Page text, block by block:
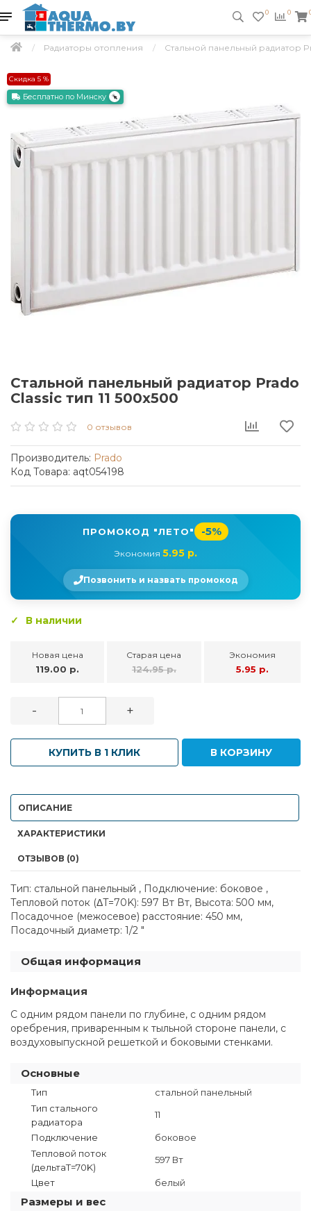
0 0
Радиаторы отопления Стальной панельный радиатор
Скидка 5 %
Бесплатно по Минску
Стальной панельный радиатор Prado
Classic тип 11 500x500
0 отзывов
Производитель: Prado
Код Товара: aqt054198
ПРОМОКОД "ЛЕТО" -5%
Экономия 5.95 р.
Позвонить и назвать промокод
В наличии
Новая цена
119.00 р.
Старая цена
124.95 р.
Экономия
5.95 р.
- +
КУПИТЬ В 1 КЛИК В КОРЗИНУ
ОПИСАНИЕ
ХАРАКТЕРИСТИКИ
ОТЗЫВОВ (0)
Тип: стальной панельный , Подключение: боковое ,
Тепловой поток (ΔT=70K): 597 Вт Вт, Высота: 500 мм,
Посадочное (межосевое) расстояние: 450 мм,
Посадочный диаметр: 1/2 "
Общая информация
Информация
С одним рядом панели по глубине, с одним рядом
оребрения, приваренным к тыльной стороне панели, с
воздуховыпускной решеткой и боковыми стенками.
Основные
Тип
стальной панельный
Тип стального
радиатора
11
Подключение
боковое
Тепловой поток
(дельтаT=70K)
597 Вт
Цвет белый
Размеры и вес